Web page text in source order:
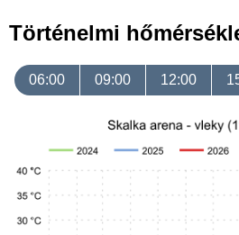
Történelmi
06:00 09:00 12:00